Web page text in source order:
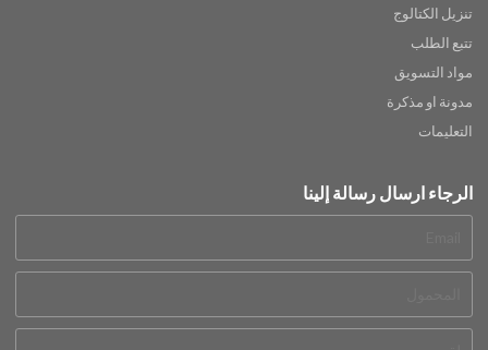
تنزيل الكتالوج
تتبع الطلب
مواد التسويق
مدونة او مذكرة
التعليمات
الرجاء ارسال رسالة إلينا